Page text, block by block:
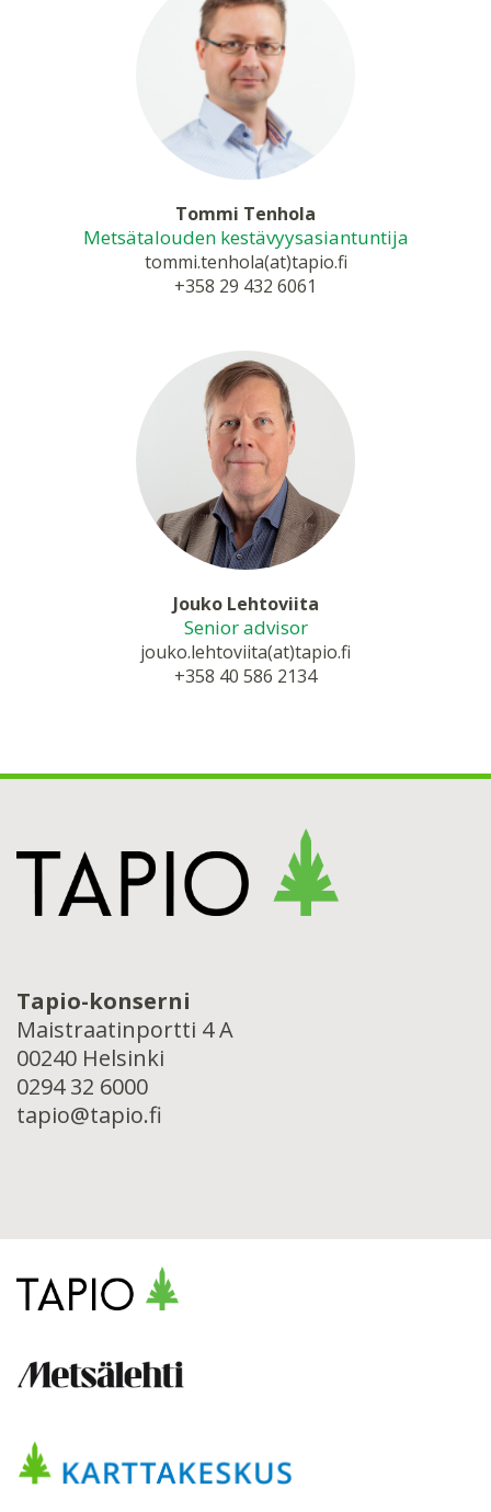
Tommi Tenhola
Metsätalouden kestävyysasiantuntija
tommi.tenhola(at)tapio.fi
+358 29 432 6061
Jouko Lehtoviita
Senior advisor
jouko.lehtoviita(at)tapio.fi
+358 40 586 2134
Tapio-konserni
Maistraatinportti 4 A
00240 Helsinki
0294 32 6000
tapio@tapio.fi